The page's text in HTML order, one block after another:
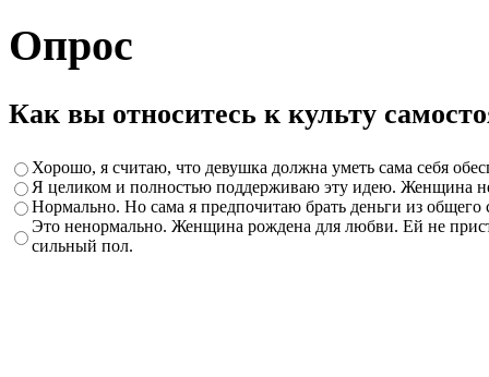
Опрос
Как вы относитесь к культу
Хорошо, я считаю, что девушка должна уметь сама себя
Я целиком и полностью поддерживаю эту идею. Женщина
Нормально. Но сама я предпочитаю брать деньги из общего
Это ненормально. Женщина рождена для любви. Ей не
сильный пол.